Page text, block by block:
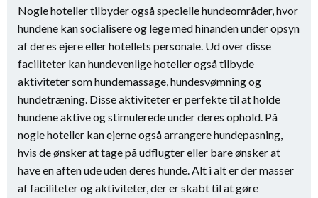
Nogle hoteller tilbyder også specielle hundeområder, hvor
hundene kan socialisere og lege med hinanden under opsyn
af deres ejere eller hotellets personale. Ud over disse
faciliteter kan hundevenlige hoteller også tilbyde
aktiviteter som hundemassage, hundesvømning og
hundetræning. Disse aktiviteter er perfekte til at holde
hundene aktive og stimulerede under deres ophold. På
nogle hoteller kan ejerne også arrangere hundepasning,
hvis de ønsker at tage på udflugter eller bare ønsker at
have en aften ude uden deres hunde. Alt i alt er der masser
af faciliteter og aktiviteter, der er skabt til at gøre